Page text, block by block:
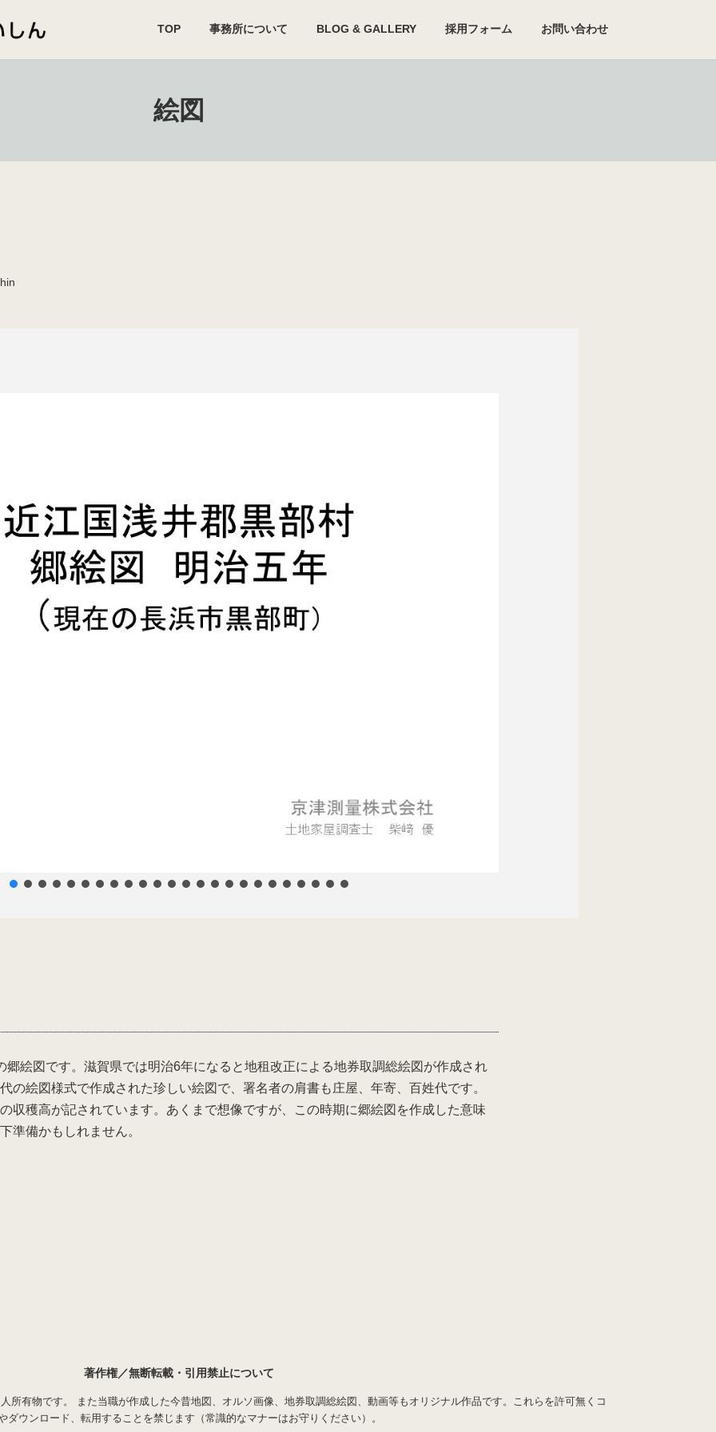
TOP 事務所について BLOG & GALLERY 採用フォーム お問い合わせ
絵図
郷絵図です。滋賀県では明治6年になると地租改正による地券取調総絵図が作成され
の絵図様式で作成された珍しい絵図で、署名者の肩書も庄屋、年寄、百姓代です。
収穫高が記されています。あくまで想像ですが、この時期に郷絵図を作成した意味
準備かもしれません。
著作権／無断転載・引用禁止について
所有物です。 また当職が作成した今昔地図、オルソ画像、地券取調総絵図、動画等もオリジナル作品です。これらを許可無くコ
ダウンロード、転用することを禁じます（常識的なマナーはお守りください）。